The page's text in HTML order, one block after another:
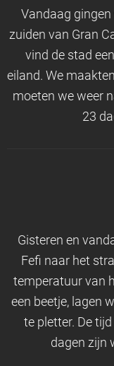
Vandaag
zuiden van Gran
vind de stad
eiland. We
moeten we weer
23
Gisteren en
Fefi naar het
temperatuur van
een beetje, lagen
te pletter. De
dagen zijn